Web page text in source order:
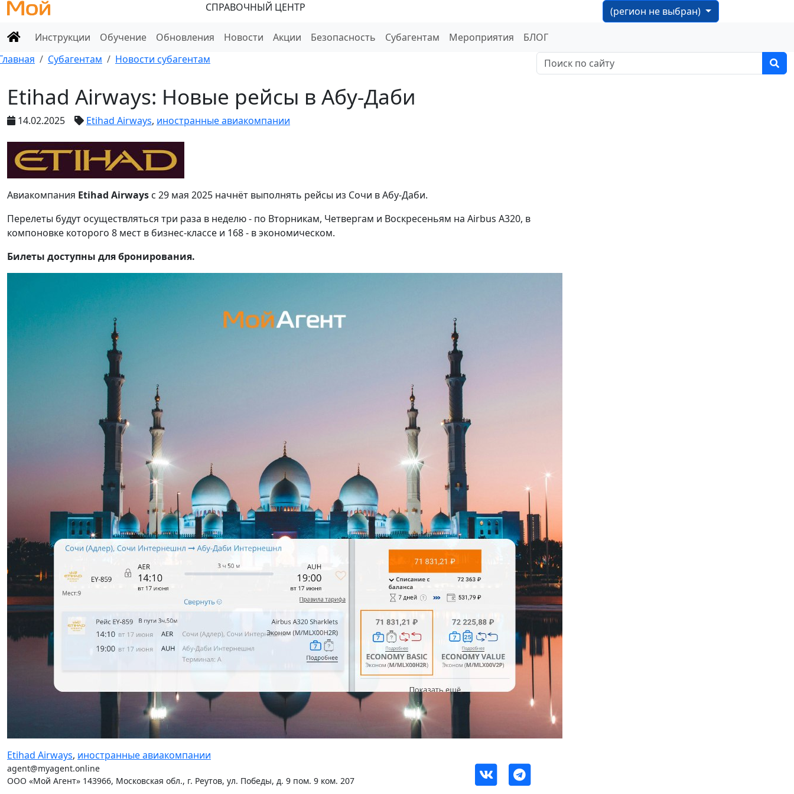
СПРАВОЧНЫЙ ЦЕНТР
(регион не выбран)
Инструкции
Обучение Обновления Новости Акции Безопасность Субагентам Мероприятия
БЛОГ
Субагентам Новости субагентам
Etihad Airways: Новые рейсы в Абу-Даби
14.02.2025 Etihad Airways, иностранные авиакомпании
Авиакомпания Etihad Airways с 29 мая 2025 начнёт выполнять рейсы из Сочи в Абу-Даби.
Перелеты будут осуществляться три раза в неделю - по Вторникам, Четвергам и Воскресеньям на Airbus А320, в
компоновке которого 8 мест в бизнес-классе и 168 - в экономическом.
Билеты доступны для бронирования.
Etihad Airways, иностранные авиакомпании
agent@myagent.online
ООО «Мой Агент» 143966, Московская обл., г. Реутов, ул. Победы, д. 9 пом. 9 ком. 207